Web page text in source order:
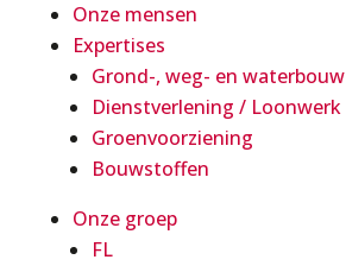
Onze mensen
Expertises
Grond-, weg- en waterbouw
Dienstverlening / Loonwerk
Groenvoorziening
Bouwstoffen
Onze groep
FL